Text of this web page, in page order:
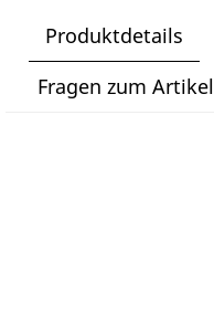
Produktdetails
Fragen zum Artikel